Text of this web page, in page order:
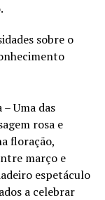
sobre o
Uma das
rosa e
floração,
março e
espetáculo
a celebrar